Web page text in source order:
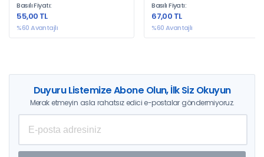
Basılı Fiyatı:
55,00 TL
%60 Avantajlı
Basılı Fiyatı:
67,00 TL
%60 Avantajlı
Duyuru Listemize Abone Olun, İlk Siz Okuyun
Merak etmeyin asla rahatsız edici e-postalar göndermiyoruz.